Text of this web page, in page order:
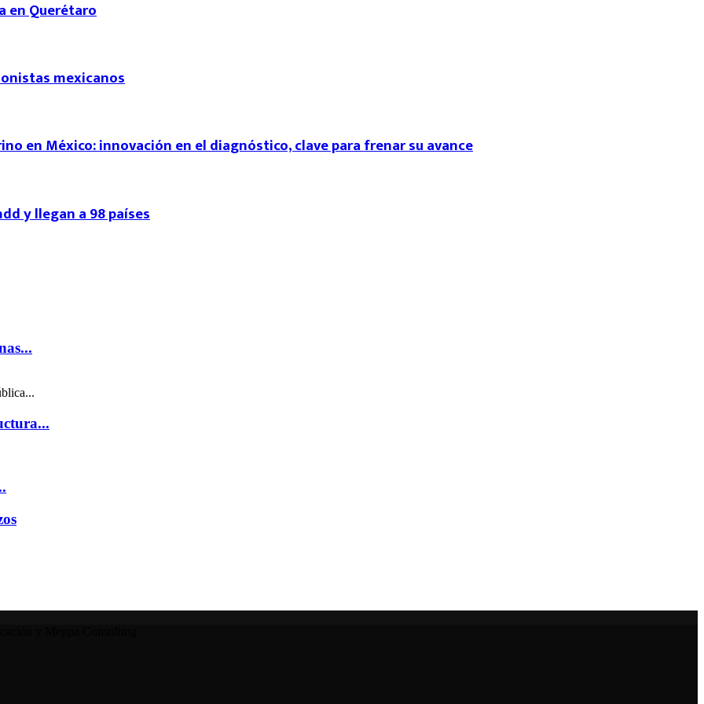
en Querétaro
mexicanos
en México: innovación en el diagnóstico, clave para frenar su avance
y llegan a 98 países